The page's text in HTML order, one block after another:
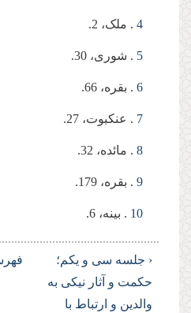
4 . ملک، 2.
5 . شوری، 30.
6 . بقره، 66.
7 . عنکبوت، 27.
8 . مائده، 32.
9 . بقره، 179.
10 . بینه، 6.
‹ جلسه سی و یکم؛
حکمت و آثار نیکی به
والدین و ارتباط با